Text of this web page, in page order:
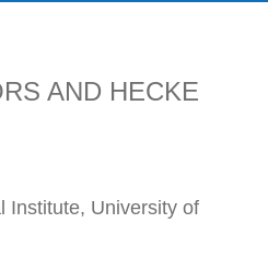
AND HECKE
Institute, University of